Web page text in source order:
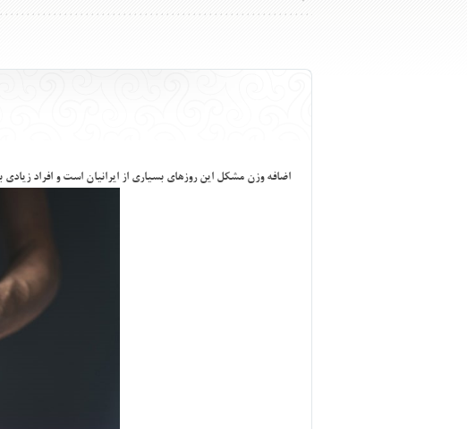
اضافه وزن مشكل اين روزهاي بسياري از ايرانيان است و افراد